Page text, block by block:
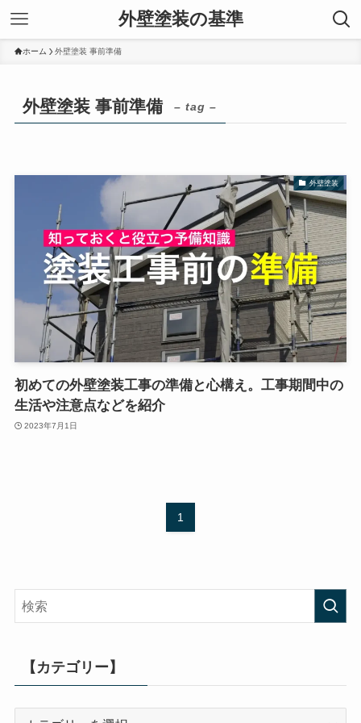
外壁塗装の基準
ホーム 外壁塗装 事前準備
外壁塗装 事前準備 – tag –
外壁塗装
初めての外壁塗装工事の準備と心構え。工事期間中の
生活や注意点などを紹介
2023年7月1日
1
【カテゴリー】